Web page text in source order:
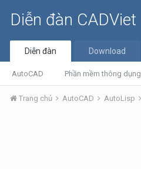
Diễn đàn CADViet
Diễn đàn
AutoCAD Phần mềm thông dụng
Download
Trang chủ AutoCAD AutoLisp